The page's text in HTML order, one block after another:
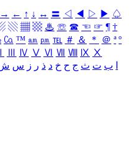
→ ← ↑ ↓ ↔ 〓 ◁ ◀ ▷ ▶ ♤
▧ ▦ ▩ ♨ ☏ ☎ ☜ ☞ ¶ †
㏇ ™ ㏂ ㏘ ℡ ＃ ＆ ＊ ＠ ª º
Ⅳ Ⅴ Ⅵ Ⅶ Ⅷ Ⅸ Ⅹ
ب ت ث ج ح خ د ذ ر ز س